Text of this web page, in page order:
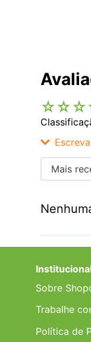
☆☆☆
Título
★
Mais
Sobre
Trabalhe
Política de